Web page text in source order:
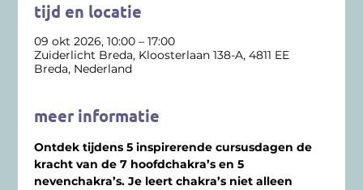
tijd en locatie
09 okt 2026, 10:00 – 17:00
Zuiderlicht Breda, Kloosterlaan 138-A, 4811 EE
Breda, Nederland
meer informatie
Ontdek tijdens 5 inspirerende cursusdagen de
kracht van de 7 hoofdchakra’s en 5
nevenchakra’s. Je leert chakra’s niet alleen